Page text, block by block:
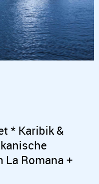
* Karibik &
La Romana +